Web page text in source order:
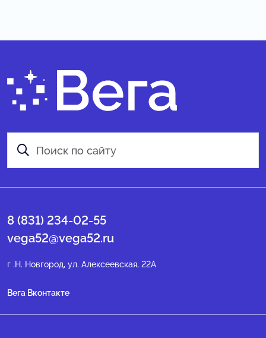
8 (831) 234-02-55
vega52@vega52.ru
г .Н. Новгород, ул. Алексеевская, 22А
Вега Вконтакте